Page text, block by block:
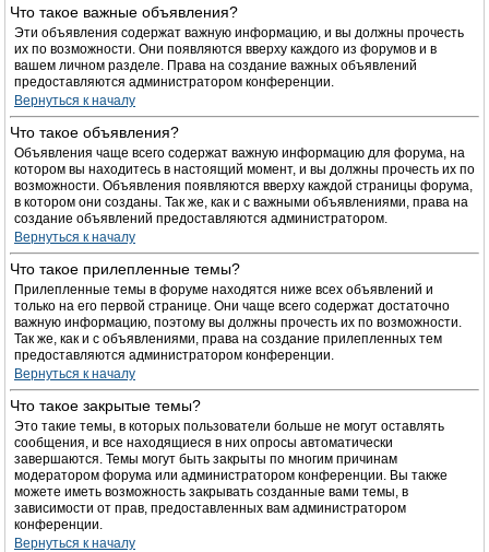
Что такое важные объявления?
Эти объявления содержат важную информацию, и вы должны прочесть
их по возможности. Они появляются вверху каждого из форумов и в
вашем личном разделе. Права на создание важных объявлений
предоставляются администратором конференции.
Вернуться к началу
Что такое объявления?
Объявления чаще всего содержат важную информацию для форума, на
котором вы находитесь в настоящий момент, и вы должны прочесть их по
возможности. Объявления появляются вверху каждой страницы форума,
в котором они созданы. Так же, как и с важными объявлениями, права на
создание объявлений предоставляются администратором.
Вернуться к началу
Что такое прилепленные темы?
Прилепленные темы в форуме находятся ниже всех объявлений и
только на его первой странице. Они чаще всего содержат достаточно
важную информацию, поэтому вы должны прочесть их по возможности.
Так же, как и с объявлениями, права на создание прилепленных тем
предоставляются администратором конференции.
Вернуться к началу
Что такое закрытые темы?
Это такие темы, в которых пользователи больше не могут оставлять
сообщения, и все находящиеся в них опросы автоматически
завершаются. Темы могут быть закрыты по многим причинам
модератором форума или администратором конференции. Вы также
можете иметь возможность закрывать созданные вами темы, в
зависимости от прав, предоставленных вам администратором
конференции.
Вернуться к началу